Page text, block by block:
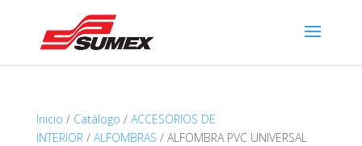
Inicio / Catálogo / ACCESORIOS DE
INTERIOR/ ALFOMBRAS / ALFOMBRA PVC UNIVERSAL